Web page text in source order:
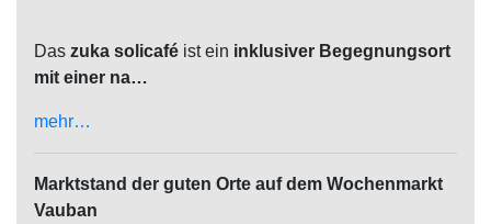
Das zuka solicafé ist ein inklusiver Begegnungsort
mit einer na…
mehr…
Marktstand der guten Orte auf dem Wochenmarkt
Vauban